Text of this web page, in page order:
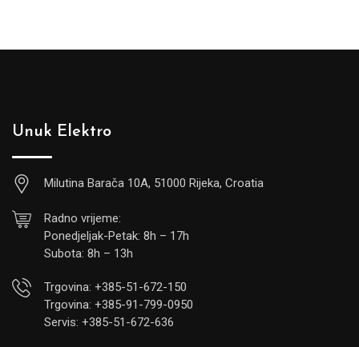
Unuk Elektro
Milutina Barača 10A, 51000 Rijeka, Croatia
Radno vrijeme:
Ponedjeljak-Petak: 8h – 17h
Subota: 8h – 13h
Trgovina: +385-51-672-150
Trgovina: +385-91-799-0950
Servis: +385-51-672-636